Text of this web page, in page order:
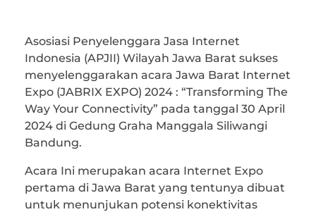
Asosiasi Penyelenggara Jasa Internet
Indonesia (APJII) Wilayah Jawa Barat sukses
menyelenggarakan acara Jawa Barat Internet
Expo (JABRIX EXPO) 2024 : “Transforming The
Way Your Connectivity” pada tanggal 30 April
2024 di Gedung Graha Manggala Siliwangi
Bandung.
Acara Ini merupakan acara Internet Expo
pertama di Jawa Barat yang tentunya dibuat
untuk menunjukan potensi konektivitas